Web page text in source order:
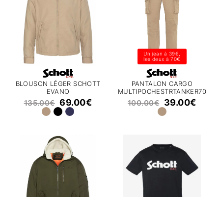
BLOUSON LÉGER SCHOTT
EVANO
135.00€ 69.00€
Un jean à 39€,
les deux à 70€
PANTALON CARGO
MULTIPOCHESTRTANKER70
SCHOTT
100.00€ 39.00€